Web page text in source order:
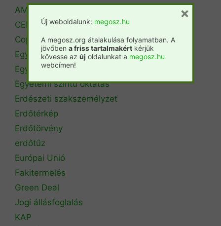
AM Erdőrendezési Főosztály
CEPF
Copa Cogeca
Egyéb
Egyetemi hírek
Egyetemi szintű oktatás
Erdészeti szakszemélyzet
Erdőtérkép
Erdőtörvény
erdőtűz
Európai Unió
Fakitermelés
Green Deal
Jogi állásfoglalás
KAP
Új weboldalunk: megosz.hu
A megosz.org átalakulása folyamatban. A
jövőben a friss tartalmakért kérjük
kövesse az új oldalunkat a megosz.hu
webcímen!
×